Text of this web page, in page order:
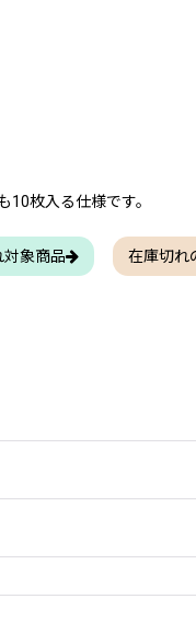
枚入る仕様です。
象商品 在庫切れ